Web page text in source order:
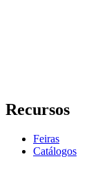
Recursos
Feiras
Catálogos